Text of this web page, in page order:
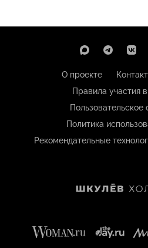
О проекте
Правила участия
Пользовательское
Политика
Рекомендательные